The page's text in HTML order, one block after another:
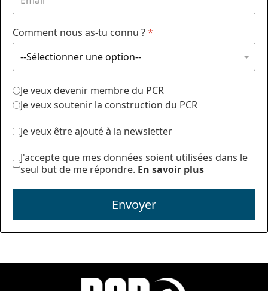
Comment nous as-tu connu ?*
Je veux devenir membre du PCR
Je veux soutenir la construction du PCR
Je veux être ajouté à la newsletter
J'accepte que mes données soient utilisées dans le
seul but de me répondre. En savoir plus
Envoyer